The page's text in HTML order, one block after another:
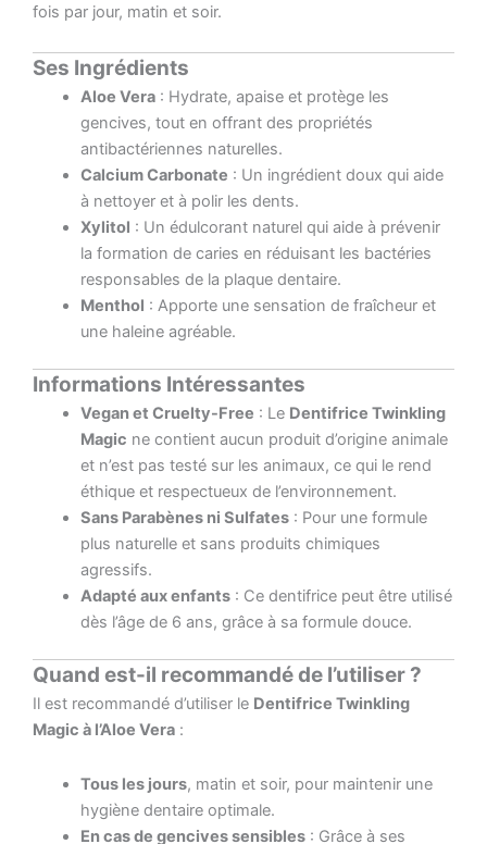
fois par jour, matin et soir.
Ses Ingrédients
Aloe Vera: Hydrate, apaise et protège les
gencives, tout en offrant des propriétés
antibactériennes naturelles.
Calcium Carbonate : Un ingrédient doux qui aide
à nettoyer et à polir les dents.
Xylitol : Un édulcorant naturel qui aide à prévenir
la formation de caries en réduisant les bactéries
responsables de la plaque dentaire.
Menthol : Apporte une sensation de fraîcheur et
une haleine agréable.
Informations Intéressantes
Vegan et Cruelty-Free : Le Dentifrice Twinkling
Magic ne contient aucun produit d’origine animale
et n’est pas testé sur les animaux, ce qui le rend
éthique et respectueux de l’environnement.
Sans Parabènes ni Sulfates: Pour une formule
plus naturelle et sans produits chimiques
agressifs.
Adapté aux enfants: Ce dentifrice peut être utilisé
dès l’âge de 6 ans, grâce à sa formule douce.
Quand est-il recommandé de l’utiliser ?
Il est recommandé d’utiliser le Dentifrice Twinkling
Magic à l’Aloe Vera :
Tous les jours, matin et soir, pour maintenir une
hygiène dentaire optimale.
En cas de gencives sensibles: Grâce à ses